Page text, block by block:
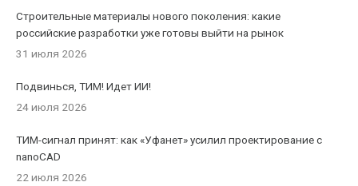
Строительные материалы нового поколения: какие
российские разработки уже готовы выйти на рынок
31 июля 2026
Подвинься, ТИМ! Идет ИИ!
24 июля 2026
ТИМ-сигнал принят: как «Уфанет» усилил проектирование с
nanoCAD
22 июля 2026